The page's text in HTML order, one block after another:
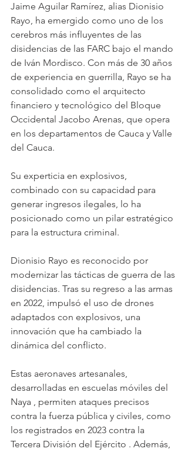
Jaime Aguilar Ramírez, alias Dionisio
Rayo, ha emergido como uno de los
cerebros más influyentes de las
disidencias de las FARC bajo el mando
de Iván Mordisco. Con más de 30 años
de experiencia en guerrilla, Rayo se ha
consolidado como el arquitecto
financiero y tecnológico del Bloque
Occidental Jacobo Arenas, que opera
en los departamentos de Cauca y Valle
del Cauca.
Su experticia en explosivos,
combinado con su capacidad para
generar ingresos ilegales, lo ha
posicionado como un pilar estratégico
para la estructura criminal.
Dionisio Rayo es reconocido por
modernizar las tácticas de guerra de las
disidencias. Tras su regreso a las armas
en 2022, impulsó el uso de drones
adaptados con explosivos, una
innovación que ha cambiado la
dinámica del conflicto.
Estas aeronaves artesanales,
desarrolladas en escuelas móviles del
Naya , permiten ataques precisos
contra la fuerza pública y civiles, como
los registrados en 2023 contra la
Tercera División del Ejército . Además,